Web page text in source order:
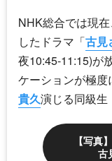
NHK総合では現
したドラマ「古見
夜10:45-11:15)が
ケーションが極度
貴久演じる同級生
【写真
古